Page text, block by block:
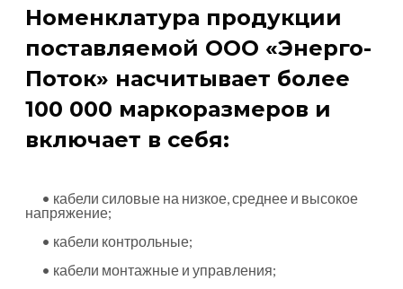
Номенклатура продукции
поставляемой ООО «Энерго-
Поток» насчитывает более
100 000 маркоразмеров и
включает в себя:
• кабели силовые на низкое, среднее и высокое
напряжение;
• кабели контрольные;
• кабели монтажные и управления;